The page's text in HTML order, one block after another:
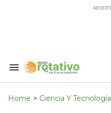
Search
Navigation
Home > Ciencia Y Tecnología